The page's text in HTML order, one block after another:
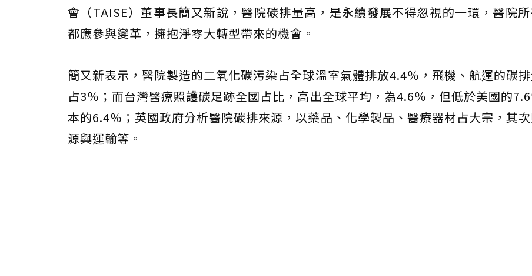
會（TAISE）董事長簡又新說，醫院碳排量高，是永續發展不得忽視的一環，醫院
都應參與變革，擁抱淨零大轉型帶來的機會。
簡又新表示，醫院製造的二氧化碳污染占全球溫室氣體排放4.4％，飛機、航運的碳
占3％；而台灣醫療照護碳足跡全國占比，高出全球平均，為4.6％，但低於美國的
本的6.4％；英國政府分析醫院碳排來源，以藥品、化學製品、醫療器材占大宗，其
源與運輸等。